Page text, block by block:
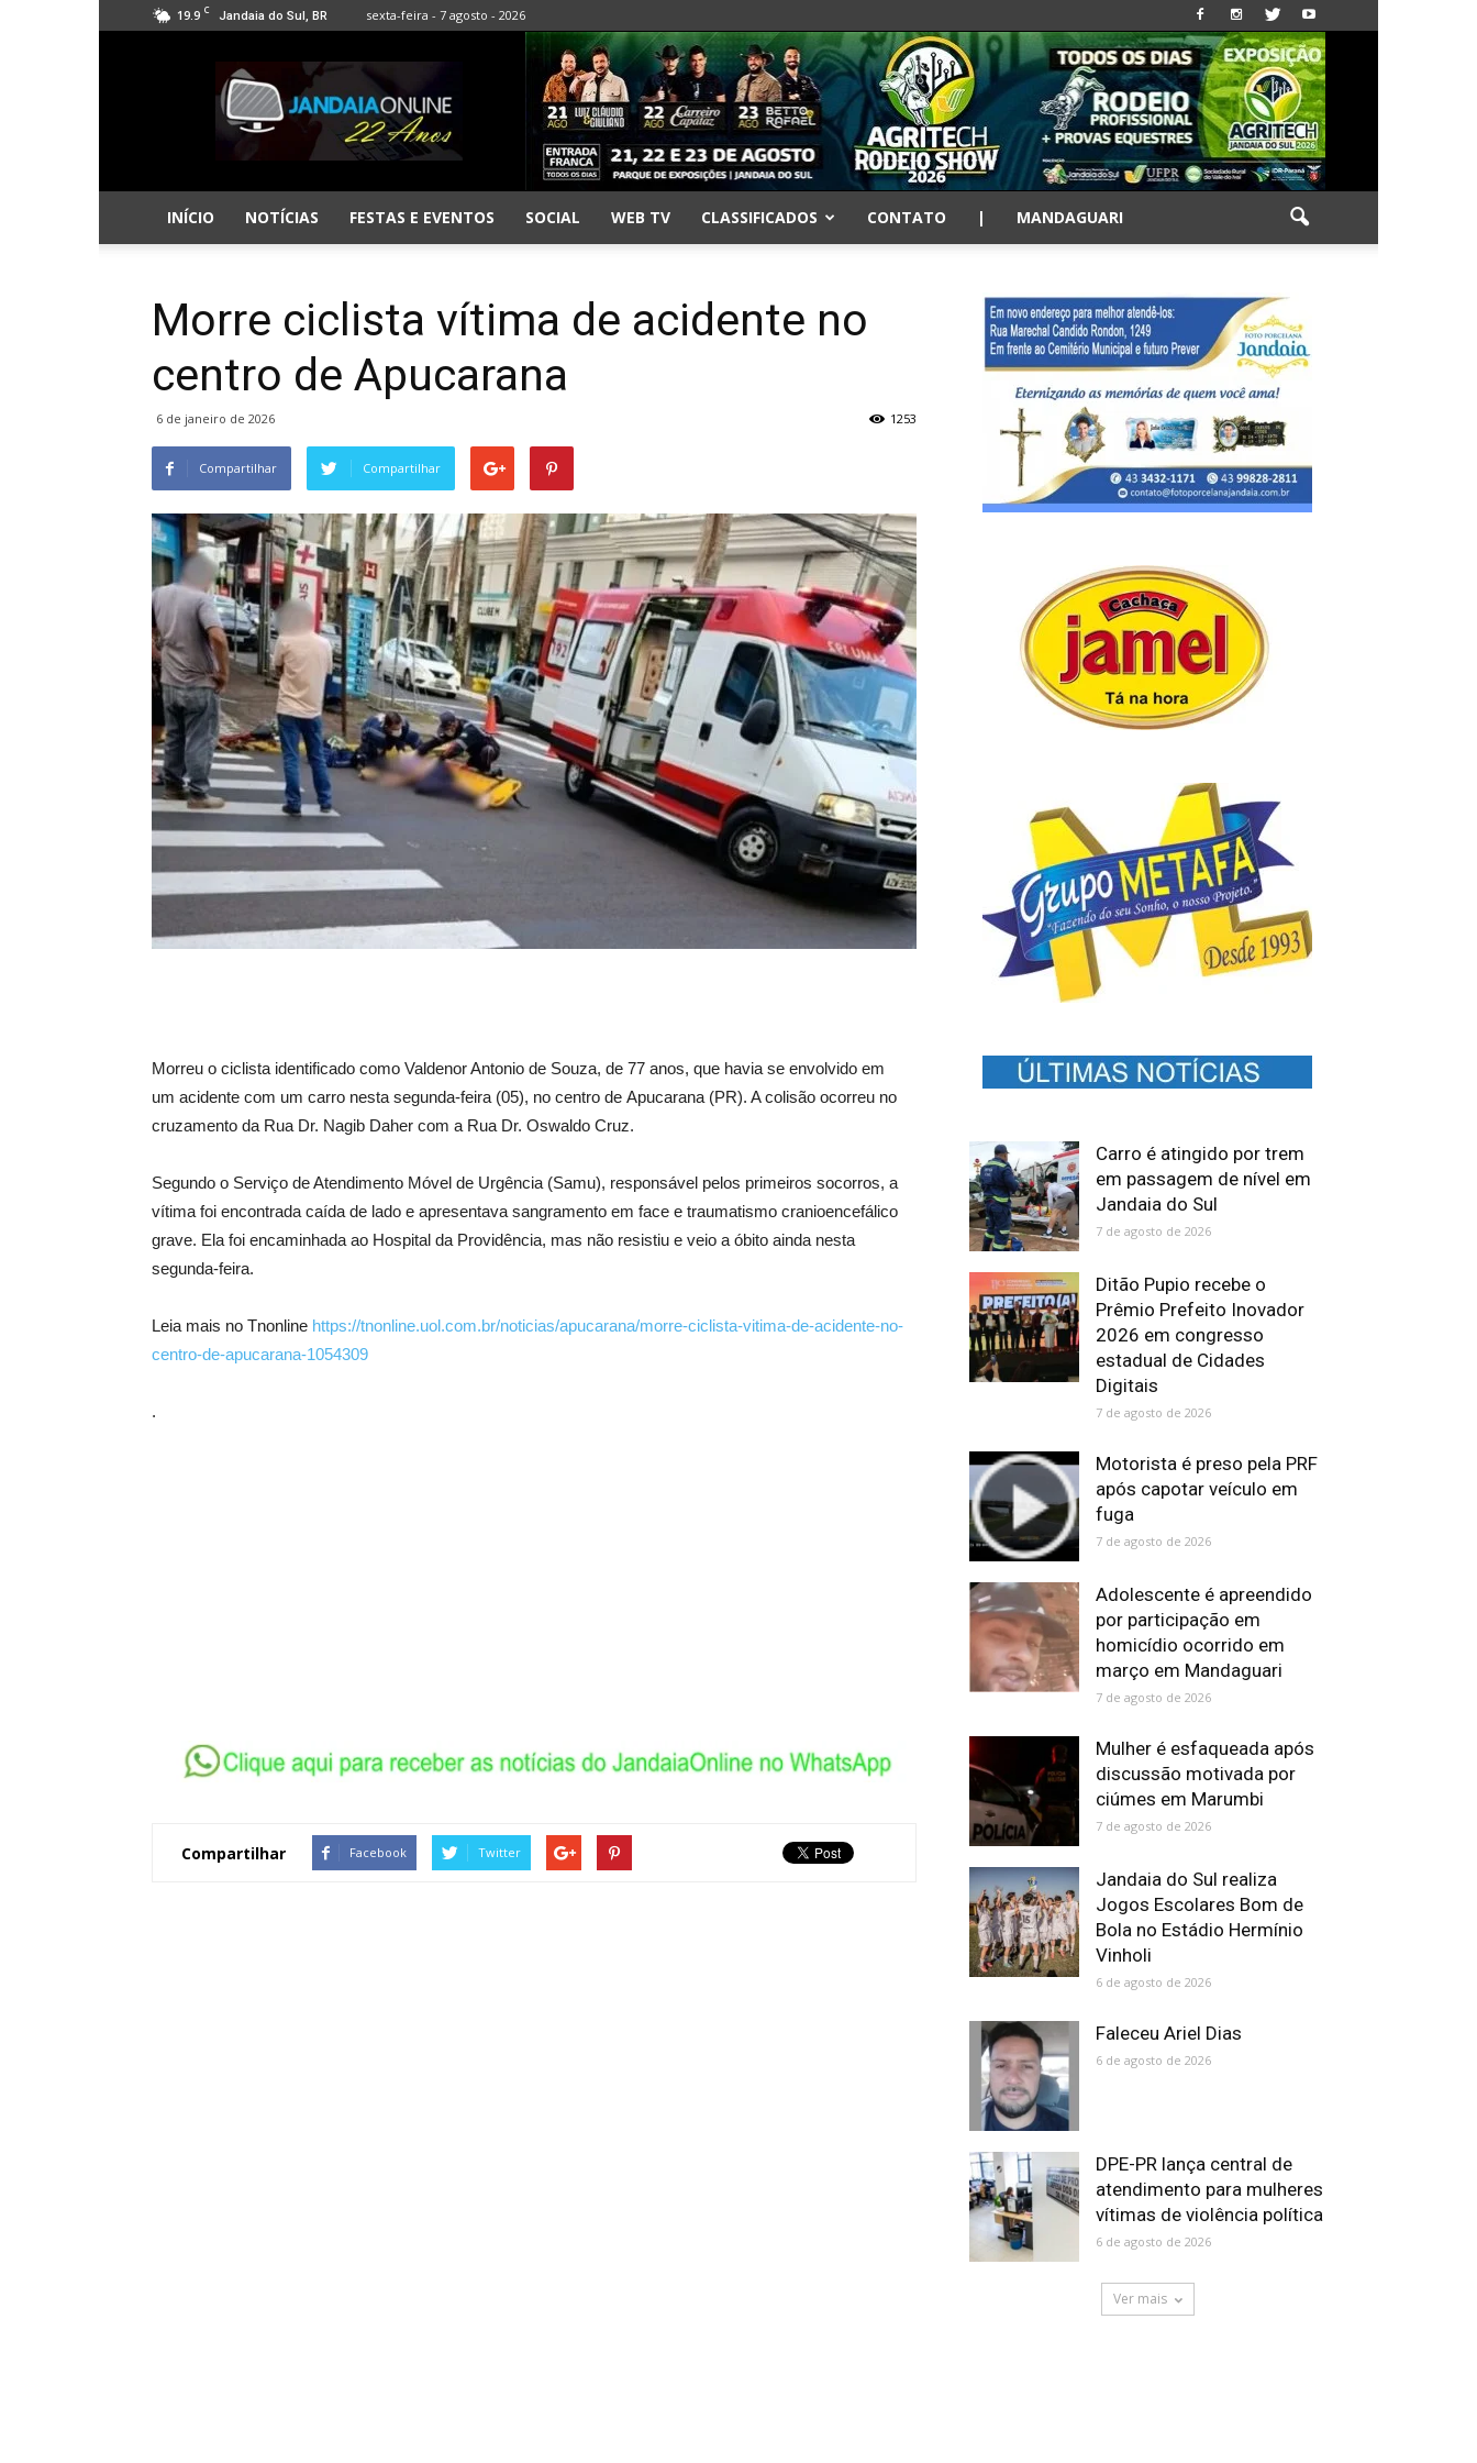
19.9 C Jandaia do Sul, BR sexta-feira - 7 agosto - 2026
Jandaia
Online
INÍCIO NOTÍCIAS FESTAS E EVENTOS SOCIAL WEB TV CLASSIFICADOS CONTATO | MANDAGUARI
Morre ciclista vítima de acidente no
centro de Apucarana
6 de janeiro de 2026 1253
Compartilhar Compartilhar
Morreu o ciclista identificado como Valdenor Antonio de Souza, de 77 anos, que havia se envolvido em
um acidente com um carro nesta segunda-feira (05), no centro de Apucarana (PR). A colisão ocorreu no
cruzamento da Rua Dr. Nagib Daher com a Rua Dr. Oswaldo Cruz.
Segundo o Serviço de Atendimento Móvel de Urgência (Samu), responsável pelos primeiros socorros, a
vítima foi encontrada caída de lado e apresentava sangramento em face e traumatismo cranioencefálico
grave. Ela foi encaminhada ao Hospital da Providência, mas não resistiu e veio a óbito ainda nesta
segunda-feira.
Leia mais no Tnonline https://tnonline.uol.com.br/noticias/apucarana/morre-ciclista-vitima-de-acidente-no-
centro-de-apucarana-1054309
.
Compartilhar Facebook Twitter
Carro é atingido por trem
em passagem de nível em
Jandaia do Sul
7 de agosto de 2026
Ditão Pupio recebe o
Prêmio Prefeito Inovador
2026 em congresso
estadual de Cidades
Digitais
7 de agosto de 2026
Motorista é preso pela PRF
após capotar veículo em
fuga
7 de agosto de 2026
Adolescente é apreendido
por participação em
homicídio ocorrido em
março em Mandaguari
7 de agosto de 2026
Mulher é esfaqueada após
discussão motivada por
ciúmes em Marumbi
7 de agosto de 2026
Jandaia do Sul realiza
Jogos Escolares Bom de
Bola no Estádio Hermínio
Vinholi
6 de agosto de 2026
Faleceu Ariel Dias
6 de agosto de 2026
DPE-PR lança central de
atendimento para mulheres
vítimas de violência política
6 de agosto de 2026
Ver mais